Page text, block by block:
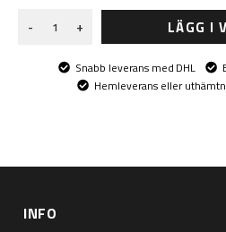
-
+ LÄGG I
Snabb leverans med DHL
Hemleverans eller
INFO